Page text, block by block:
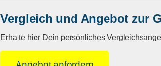
Vergleich und Angebot zur
Erhalte hier Dein persönliches